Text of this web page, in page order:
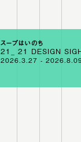
スープはいのち
21_ 21 DESIGN
2026.3.27 -